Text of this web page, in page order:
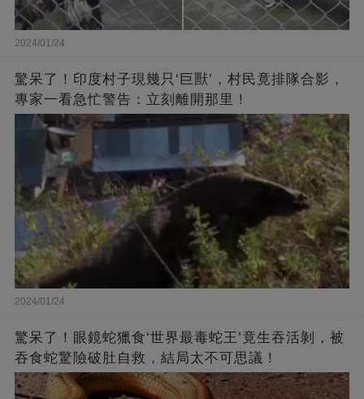
2024/01/24
驚呆了！印度村子現幾只‘巨獸’，村民竟排隊合影，
專家一看急忙警告：立刻離開那里！
2024/01/24
驚呆了！眼鏡蛇獵食‘世界最毒蛇王’竟生吞活剝，被
吞食蛇驚險破肚自救，結局太不可思議！